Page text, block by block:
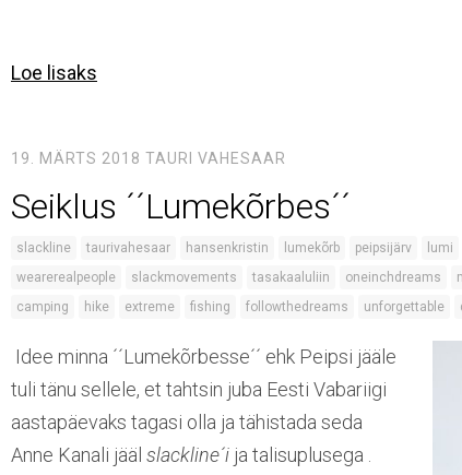
Loe lisaks
19. MÄRTS 2018 TAURI VAHESAAR
Seiklus ´´Lumekõrbes´´
slackline taurivahesaar hansenkristin lumekõrb peipsijärv lumi
wearerealpeople
slackmovements tasakaaluliin oneinchdreams
camping
hike extreme fishing followthedreams unforgettable
Idee minna ´´Lumekõrbesse´´ ehk Peipsi jääle
tuli tänu sellele, et tahtsin juba Eesti Vabariigi
aastapäevaks tagasi olla ja tähistada seda
Anne Kanali jääl slackline´i ja talisuplusega .